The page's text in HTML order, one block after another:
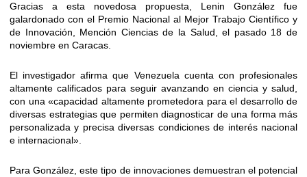
Gracias a esta novedosa propuesta, Lenin González fue
galardonado con el Premio Nacional al Mejor Trabajo Científico y
de Innovación, Mención Ciencias de la Salud, el pasado 18 de
noviembre en Caracas.
El investigador afirma que Venezuela cuenta con profesionales
altamente calificados para seguir avanzando en ciencia y salud,
con una «capacidad altamente prometedora para el desarrollo de
diversas estrategias que permiten diagnosticar de una forma más
personalizada y precisa diversas condiciones de interés nacional
e internacional».
Para González, este tipo de innovaciones demuestran el potencial